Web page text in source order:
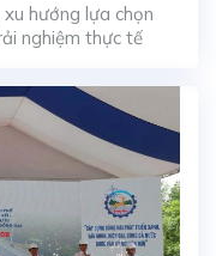
hướng lựa chọn
nghiệm thực tế
(35 Lê Văn
tâm trên thị